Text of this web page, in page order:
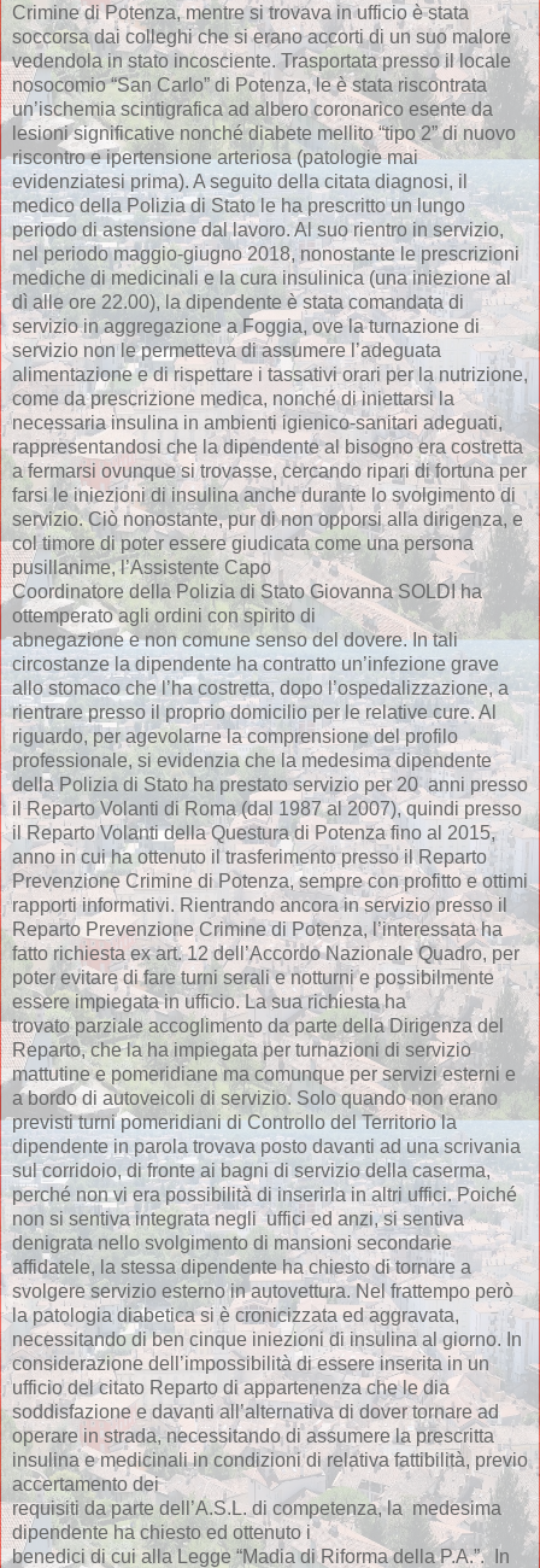
Crimine di Potenza, mentre si trovava in ufficio è stata
soccorsa dai colleghi che si erano accorti di un suo malore
vedendola in stato incosciente. Trasportata presso il locale
nosocomio “San Carlo” di Potenza, le è stata riscontrata
un’ischemia scintigrafica ad albero coronarico esente da
lesioni significative nonché diabete mellito “tipo 2” di nuovo
riscontro e ipertensione arteriosa (patologie mai
evidenziatesi prima). A seguito della citata diagnosi, il
medico della Polizia di Stato le ha prescritto un lungo
periodo di astensione dal lavoro. Al suo rientro in servizio,
nel periodo maggio-giugno 2018, nonostante le prescrizioni
mediche di medicinali e la cura insulinica (una iniezione al
dì alle ore 22.00), la dipendente è stata comandata di
servizio in aggregazione a Foggia, ove la turnazione di
servizio non le permetteva di assumere l’adeguata
alimentazione e di rispettare i tassativi orari per la nutrizione,
come da prescrizione medica, nonché di iniettarsi la
necessaria insulina in ambienti igienico-sanitari adeguati,
rappresentandosi che la dipendente al bisogno era costretta
a fermarsi ovunque si trovasse, cercando ripari di fortuna per
farsi le iniezioni di insulina anche durante lo svolgimento di
servizio. Ciò nonostante, pur di non opporsi alla dirigenza, e
col timore di poter essere giudicata come una persona
pusillanime, l’Assistente Capo
Coordinatore della Polizia di Stato Giovanna SOLDI ha
ottemperato agli ordini con spirito di
abnegazione e non comune senso del dovere. In tali
circostanze la dipendente ha contratto un’infezione grave
allo stomaco che l’ha costretta, dopo l’ospedalizzazione, a
rientrare presso il proprio domicilio per le relative cure. Al
riguardo, per agevolarne la comprensione del profilo
professionale, si evidenzia che la medesima dipendente
della Polizia di Stato ha prestato servizio per 20 anni presso
il Reparto Volanti di Roma (dal 1987 al 2007), quindi presso
il Reparto Volanti della Questura di Potenza fino al 2015,
anno in cui ha ottenuto il trasferimento presso il Reparto
Prevenzione Crimine di Potenza, sempre con profitto e ottimi
rapporti informativi. Rientrando ancora in servizio presso il
Reparto Prevenzione Crimine di Potenza, l’interessata ha
fatto richiesta ex art. 12 dell’Accordo Nazionale Quadro, per
poter evitare di fare turni serali e notturni e possibilmente
essere impiegata in ufficio. La sua richiesta ha
trovato parziale accoglimento da parte della Dirigenza del
Reparto, che la ha impiegata per turnazioni di servizio
mattutine e pomeridiane ma comunque per servizi esterni e
a bordo di autoveicoli di servizio. Solo quando non erano
previsti turni pomeridiani di Controllo del Territorio la
dipendente in parola trovava posto davanti ad una scrivania
sul corridoio, di fronte ai bagni di servizio della caserma,
perché non vi era possibilità di inserirla in altri uffici. Poiché
non si sentiva integrata negli uffici ed anzi, si sentiva
denigrata nello svolgimento di mansioni secondarie
affidatele, la stessa dipendente ha chiesto di tornare a
svolgere servizio esterno in autovettura. Nel frattempo però
la patologia diabetica si è cronicizzata ed aggravata,
necessitando di ben cinque iniezioni di insulina al giorno. In
considerazione dell’impossibilità di essere inserita in un
ufficio del citato Reparto di appartenenza che le dia
soddisfazione e davanti all’alternativa di dover tornare ad
operare in strada, necessitando di assumere la prescritta
insulina e medicinali in condizioni di relativa fattibilità, previo
accertamento dei
requisiti da parte dell’A.S.L. di competenza, la medesima
dipendente ha chiesto ed ottenuto i
benedici di cui alla Legge “Madia di Riforma della P.A.”. In